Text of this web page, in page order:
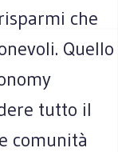
che
Quello
tutto il
comunità